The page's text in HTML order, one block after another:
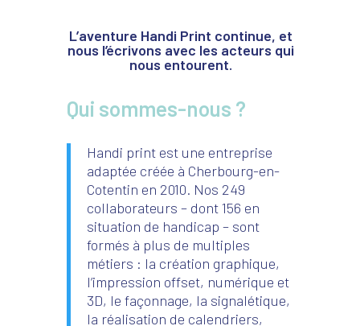
L’aventure Handi Print continue, et
nous l’écrivons avec les acteurs qui
nous entourent.
Qui sommes-nous ?
Handi print est une entreprise
adaptée créée à Cherbourg-en-
Cotentin en 2010. Nos 249
collaborateurs – dont 156 en
situation de handicap – sont
formés à plus de multiples
métiers : la création graphique,
l’impression offset, numérique et
3D, le façonnage, la signalétique,
la réalisation de calendriers,